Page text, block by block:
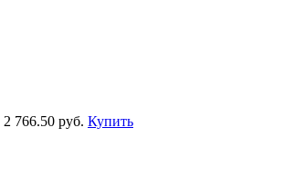
2 766.50 руб. Купить